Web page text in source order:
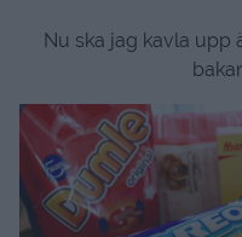
Nu ska jag kavla upp